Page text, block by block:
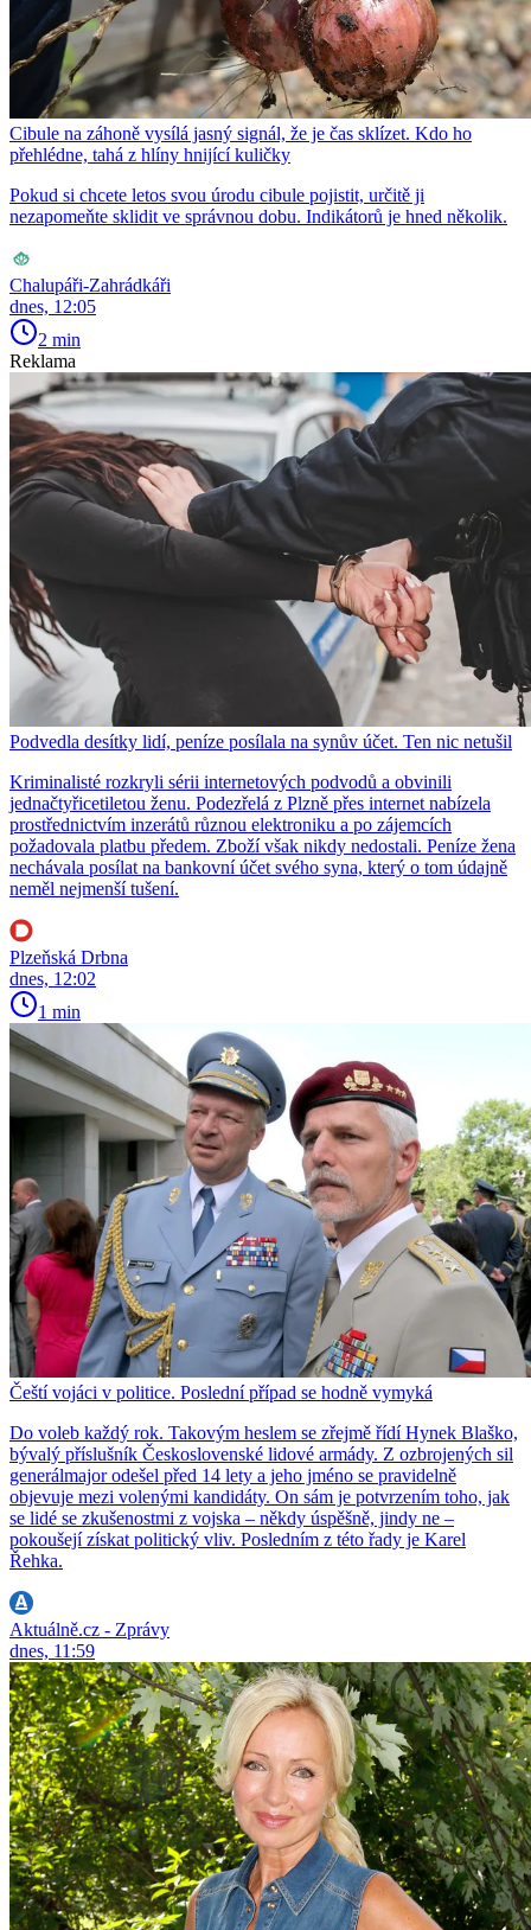
Cibule na záhoně vysílá jasný signál, že je čas sklízet. Kdo ho
přehlédne, tahá z hlíny hnijící kuličky
Pokud si chcete letos svou úrodu cibule pojistit, určitě ji
nezapomeňte sklidit ve správnou dobu. Indikátorů je hned několik.
Chalupáři-Zahrádkáři
dnes, 12:05
2 min
Reklama
Podvedla desítky lidí, peníze posílala na synův účet. Ten nic netušil
Kriminalisté rozkryli sérii internetových podvodů a obvinili
jednačtyřicetiletou ženu. Podezřelá z Plzně přes internet nabízela
prostřednictvím inzerátů různou elektroniku a po zájemcích
požadovala platbu předem. Zboží však nikdy nedostali. Peníze žena
nechávala posílat na bankovní účet svého syna, který o tom údajně
neměl nejmenší tušení.
Plzeňská Drbna
dnes, 12:02
1 min
Čeští vojáci v politice. Poslední případ se hodně vymyká
Do voleb každý rok. Takovým heslem se zřejmě řídí Hynek Blaško,
bývalý příslušník Československé lidové armády. Z ozbrojených sil
generálmajor odešel před 14 lety a jeho jméno se pravidelně
objevuje mezi volenými kandidáty. On sám je potvrzením toho, jak
se lidé se zkušenostmi z vojska – někdy úspěšně, jindy ne –
pokoušejí získat politický vliv. Posledním z této řady je Karel
Řehka.
Aktuálně.cz - Zprávy
dnes, 11:59